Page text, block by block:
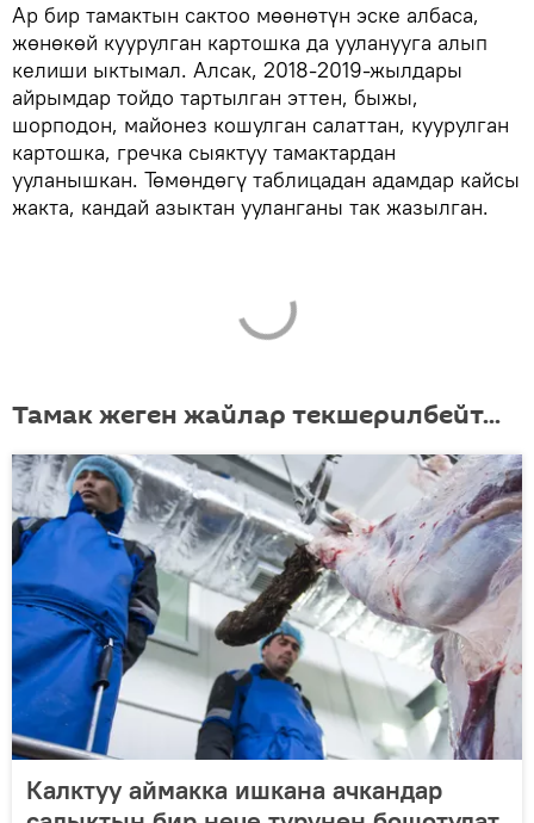
Ар бир тамактын сактоо мөөнөтүн эске албаса,
жөнөкөй куурулган картошка да ууланууга алып
келиши ыктымал. Алсак, 2018-2019-жылдары
айрымдар тойдо тартылган эттен, быжы,
шорподон, майонез кошулган салаттан, куурулган
картошка, гречка сыяктуу тамактардан
ууланышкан. Төмөндөгү таблицадан адамдар кайсы
жакта, кандай азыктан ууланганы так жазылган.
Тамак жеген жайлар текшерилбейт...
Калктуу аймакка ишкана ачкандар